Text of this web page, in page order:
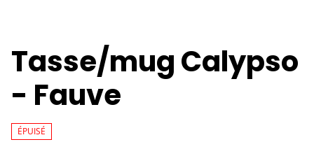
Tasse/mug Calypso
- Fauve
ÉPUISÉ